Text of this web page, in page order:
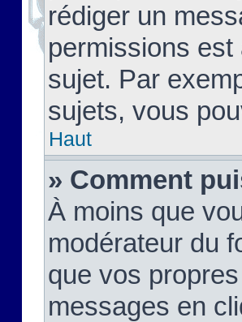
rédiger un
permissions est
sujet. Par
sujets, vous
Haut
» Comment
À moins que
modérateur du
que vos
messages en